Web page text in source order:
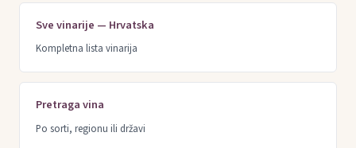
Sve vinarije — Hrvatska
Kompletna lista vinarija
Pretraga vina
Po sorti, regionu ili državi